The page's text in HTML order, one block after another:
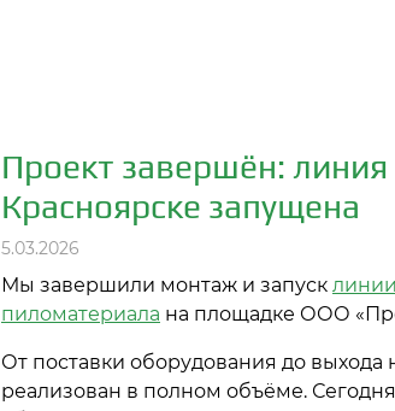
Проект завершён: линия
Красноярске запущена
5.03.2026
Мы завершили монтаж и запуск
пиломатериала на площадке ООО
От поставки оборудования до
реализован в полном объёме.